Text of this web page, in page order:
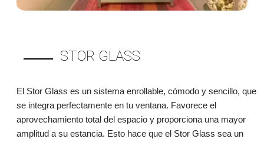
STOR GLASS
El Stor Glass es un sistema enrollable, cómodo y sencillo, que
se integra perfectamente en tu ventana. Favorece el
aprovechamiento total del espacio y proporciona una mayor
amplitud a su estancia. Esto hace que el Stor Glass sea un